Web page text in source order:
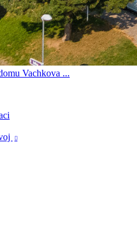
Vachkova ...
